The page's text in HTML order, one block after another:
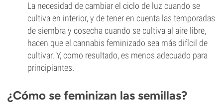
La necesidad de cambiar el ciclo de luz cuando se
cultiva en interior, y de tener en cuenta las temporadas
de siembra y cosecha cuando se cultiva al aire libre,
hacen que el cannabis feminizado sea más difícil de
cultivar. Y, como resultado, es menos adecuado para
principiantes.
¿Cómo se feminizan las semillas?